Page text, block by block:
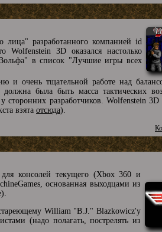
лица" разработанного компанией id
3D оказался настолько
в список "Лучшие игры всех
и очень тщательной работе над
была быть масса тактических
сторонних разработчиков. Wolfenstein
взята отсюда).
для консолей текущего (Xbox 360 и
основанная выходцами из
).
William "B.J." Blazkowicz'у
(надо полагать, пострелять из